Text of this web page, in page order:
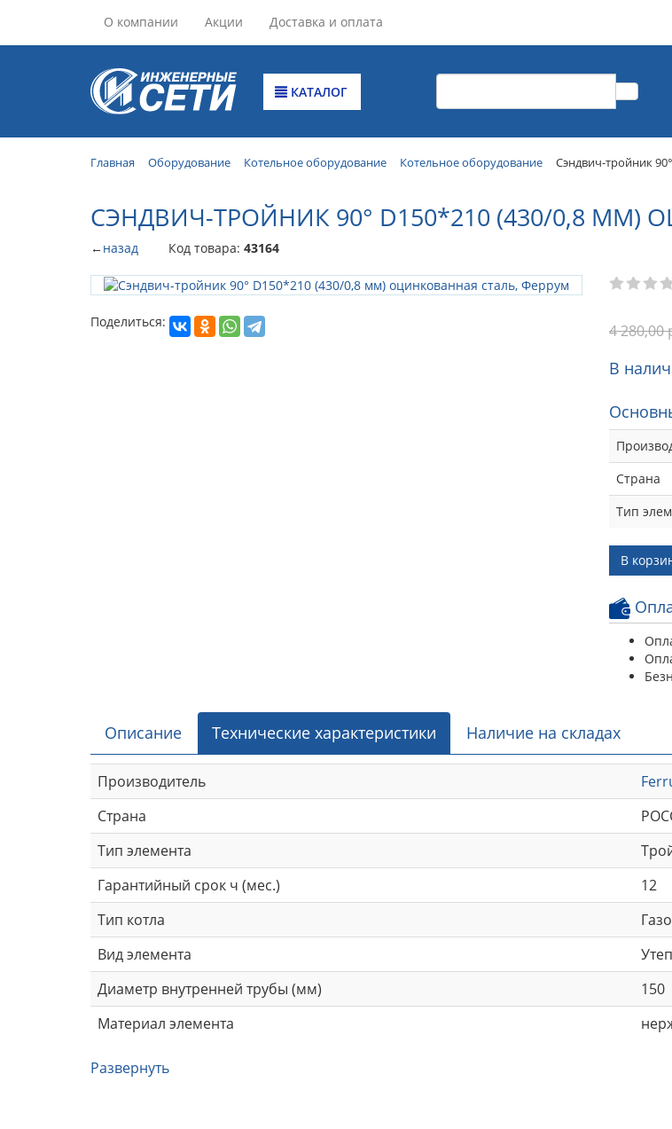
О компании Акции Доставка и оплата
КАТАЛОГ
Главная Оборудование Котельное оборудование Котельное оборудование Сэндвич-тройник
СЭНДВИЧ-ТРОЙНИК 90° D150*210 (430/0,8 ММ)
←назад Код товара: 43164
Поделиться: 4 280,00
В
Страна
Тип
В
Описание Технические характеристики Наличие на складах
Производитель
Страна
Тип элемента
Гарантийный срок ч (мес.)
12
Тип котла
Вид элемента
Диаметр внутренней трубы (мм)
150
Материал элемента
Развернуть